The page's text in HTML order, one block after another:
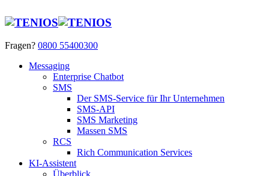
Fragen? 0800 55400300
Messaging
Enterprise Chatbot
SMS
Der SMS-Service für Ihr Unternehmen
SMS-API
SMS Marketing
Massen SMS
RCS
Rich Communication Services
KI-Assistent